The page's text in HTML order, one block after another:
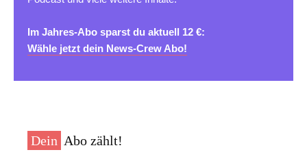
Im Jahres-Abo sparst du aktuell 12 €:
Wähle jetzt dein News-Crew Abo!
Dein Abo zählt!